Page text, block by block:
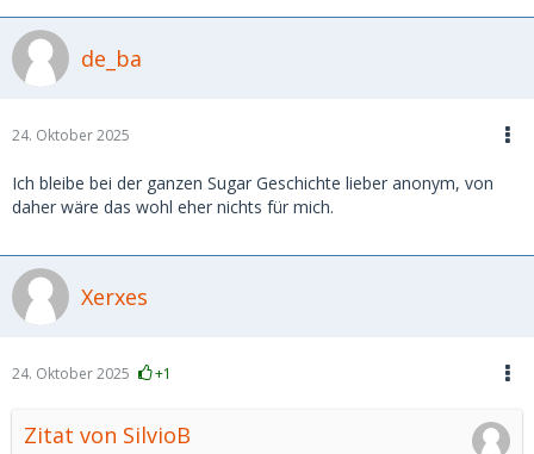
de_ba
24. Oktober 2025
Ich bleibe bei der ganzen Sugar Geschichte lieber anonym, von
daher wäre das wohl eher nichts für mich.
Xerxes
24. Oktober 2025 +1
Zitat von SilvioB